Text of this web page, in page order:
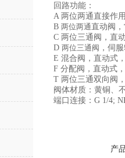
回路功能：
A 两位两通直接作
B 两位两通直动阀
C 两位三通阀，直
D 两位三通阀 ，伺
E 混合阀，直动式
F 分配阀，直动式，
T 两位三通双向阀
阀体材质：黄铜、
端口连接：G 1/4;
产